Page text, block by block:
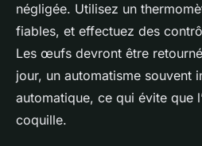
négligée. Utilisez un
fiables, et effectuez des
Les œufs devront être
jour, un automatisme souvent
automatique, ce qui évite que
coquille.